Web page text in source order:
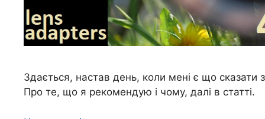
Здається, настав день, коли мені є що
Про те, що я рекомендую і чому, далі в статті.